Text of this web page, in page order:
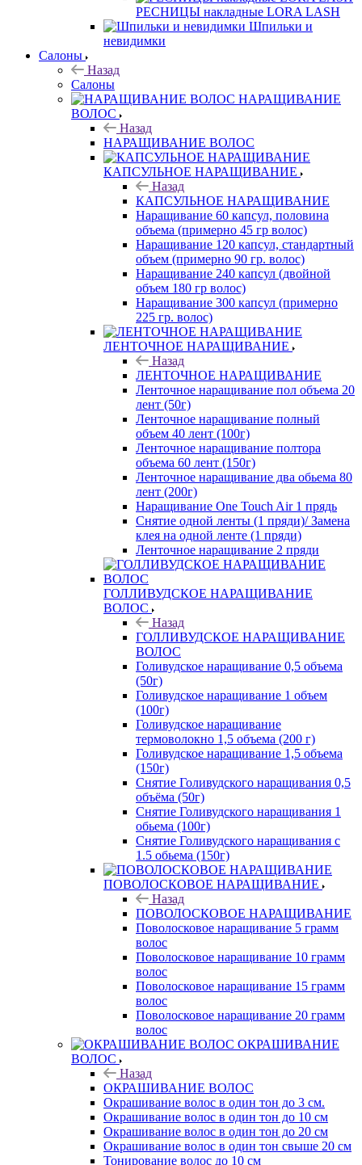
РЕСНИЦЫ накладные LORA LASH
Шпильки и
невидимки
Салоны
Назад
Салоны
НАРАЩИВАНИЕ
ВОЛОС
Назад
НАРАЩИВАНИЕ ВОЛОС
КАПСУЛЬНОЕ НАРАЩИВАНИЕ
Назад
КАПСУЛЬНОЕ НАРАЩИВАНИЕ
Наращивание 60 капсул, половина
объема (примерно 45 гр волос)
Наращивание 120 капсул, стандартный
объем (примерно 90 гр. волос)
Наращивание 240 капсул (двойной
объем 180 гр волос)
Наращивание 300 капсул (примерно
225 гр. волос)
ЛЕНТОЧНОЕ НАРАЩИВАНИЕ
Назад
ЛЕНТОЧНОЕ НАРАЩИВАНИЕ
Ленточное наращивание пол объема 20
лент (50г)
Ленточное наращивание полный
объем 40 лент (100г)
Ленточное наращивание полтора
объема 60 лент (150г)
Ленточное наращивание два обьема 80
лент (200г)
Наращивание One Touch Air 1 прядь
Снятие одной ленты (1 пряди)/ Замена
клея на одной ленте (1 пряди)
Ленточное наращивание 2 пряди
ГОЛЛИВУДСКОЕ НАРАЩИВАНИЕ
ВОЛОС
Назад
ГОЛЛИВУДСКОЕ НАРАЩИВАНИЕ
ВОЛОС
Голивудское наращивание 0,5 объема
(50г)
Голивудское наращивание 1 объем
(100г)
Голивудское наращивание
термоволокно 1,5 объема (200 г)
Голивудское наращивание 1,5 объема
(150г)
Снятие Голивудского наращивания 0,5
объёма (50г)
Снятие Голивудского наращивания 1
обьема (100г)
Снятие Голивудского наращивания с
1.5 обьема (150г)
ПОВОЛОСКОВОЕ НАРАЩИВАНИЕ
Назад
ПОВОЛОСКОВОЕ НАРАЩИВАНИЕ
Поволосковое наращивание 5 грамм
волос
Поволосковое наращивание 10 грамм
волос
Поволосковое наращивание 15 грамм
волос
Поволосковое наращивание 20 грамм
волос
ОКРАШИВАНИЕ
ВОЛОС
Назад
ОКРАШИВАНИЕ ВОЛОС
Окрашивание волос в один тон до 3 см.
Окрашивание волос в один тон до 10 см
Окрашивание волос в один тон до 20 см
Окрашивание волос в один тон свыше 20 см
Тонирование волос до 10 см